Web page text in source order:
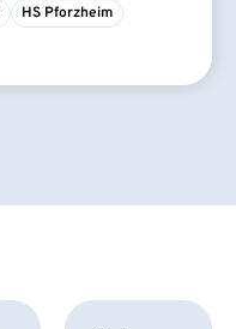
HS Pforzheim